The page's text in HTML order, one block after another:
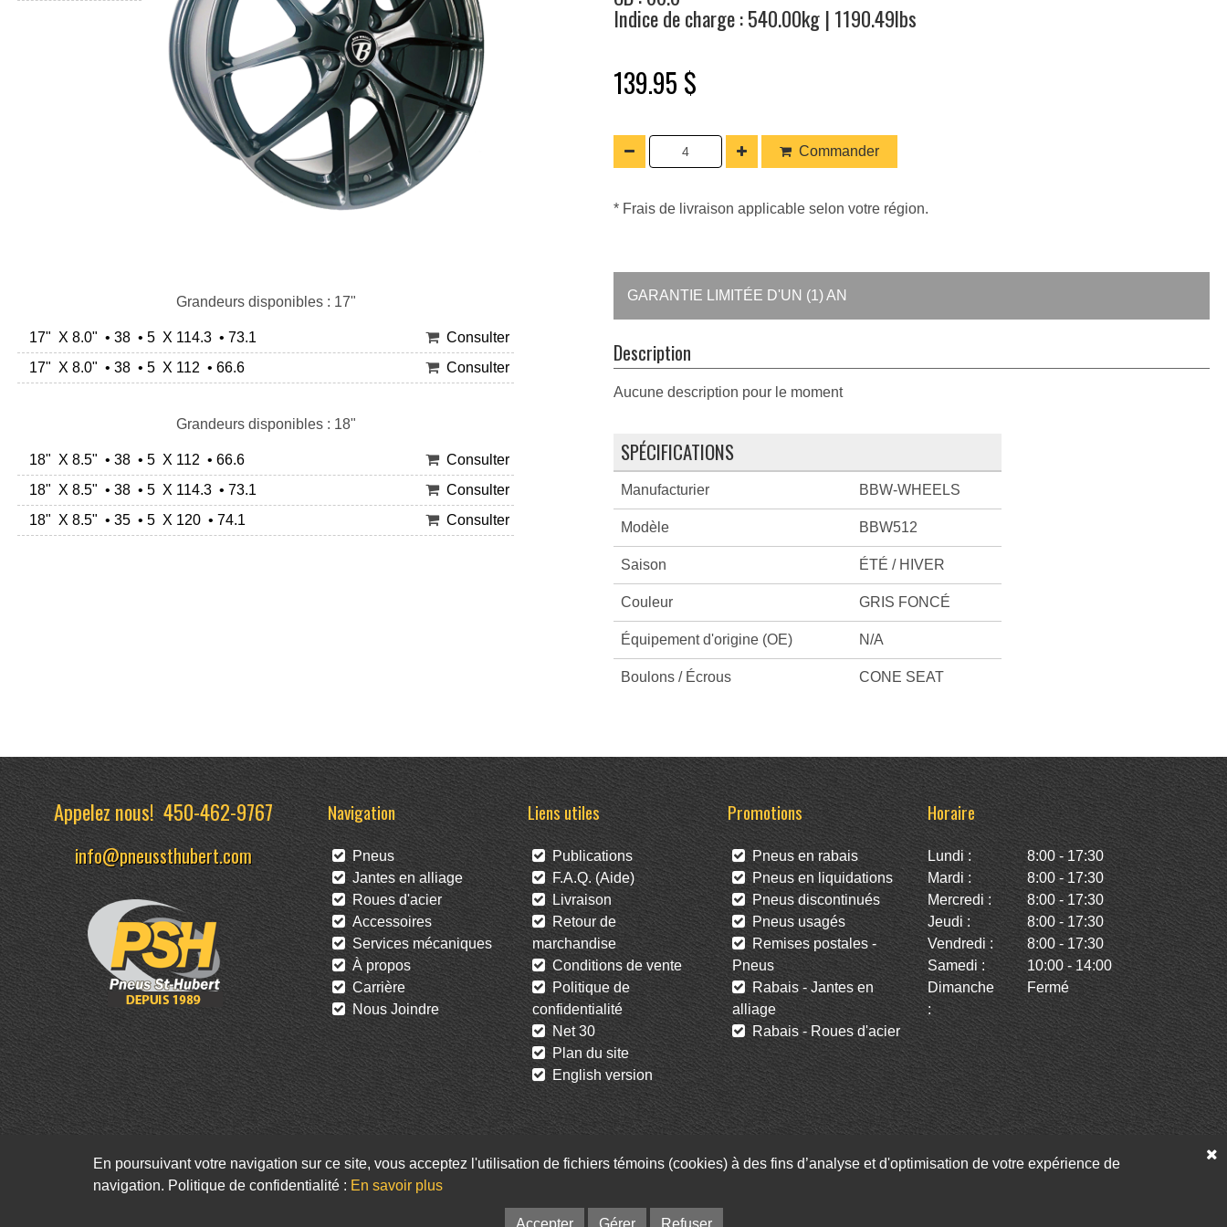
Grandeurs disponibles : 17"
17" X 8.0" • 38 • 5 X 114.3 • 73.1
Consulter
17" X 8.0" • 38 • 5 X 112 • 66.6
Consulter
Grandeurs disponibles : 18"
18" X 8.5" • 38 • 5 X 112 • 66.6
Consulter
18" X 8.5" • 38 • 5 X 114.3 • 73.1
Consulter
18" X 8.5" • 35 • 5 X 120 • 74.1
Consulter
Indice de charge : 540.00kg | 1190.49lbs
139.95 $
Commander
* Frais de livraison applicable selon votre région.
GARANTIE LIMITÉE D'UN (1) AN
Description
Aucune description pour le moment
SPÉCIFICATIONS
Manufacturier BBW-WHEELS
Modèle BBW512
Saison ÉTÉ / HIVER
Couleur GRIS FONCÉ
Équipement d'origine (OE) N/A
Boulons / Écrous CONE SEAT
Appelez nous!450-462-9767
info@pneussthubert.com
Navigation
Pneus
Jantes en alliage
Roues d'acier
Accessoires
Services mécaniques
À propos
Carrière
Nous Joindre
Liens utiles
Publications
F.A.Q. (Aide)
Livraison
Retour de
marchandise
Conditions de vente
Politique de
confidentialité
Net 30
Plan du site
English version
Promotions
Pneus en rabais
Pneus en liquidations
Pneus discontinués
Pneus usagés
Remises postales -
Pneus
Rabais - Jantes en
alliage
Rabais - Roues d'acier
Horaire
Lundi :
8:00 - 17:30
Mardi :
8:00 - 17:30
Mercredi :
8:00 - 17:30
Jeudi :
8:00 - 17:30
Vendredi :
8:00 - 17:30
Samedi :
10:00 - 14:00
Dimanche
:
Fermé
Facebook Twitter Infolettre
© Pneus St-Hubert • Web : Option PME
En poursuivant votre navigation sur ce site, vous acceptez l'utilisation de fichiers témoins (cookies) à des fins d’analyse et d'optimisation de votre expérience de
navigation. Politique de confidentialité : En savoir plus
Accepter Gérer Refuser